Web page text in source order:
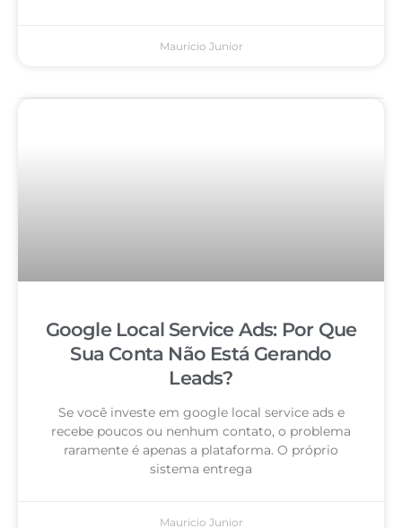
Mauricio Junior
Google Local Service Ads: Por Que
Sua Conta Não Está Gerando
Leads?
Se você investe em google local service ads e
recebe poucos ou nenhum contato, o problema
raramente é apenas a plataforma. O próprio
sistema entrega
Mauricio Junior